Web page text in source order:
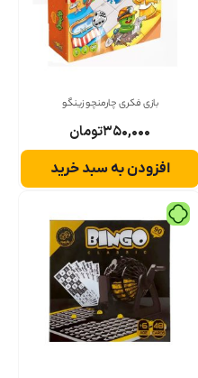
بازی فکری چارمنچو زینگو
۳۵۰,۰۰۰تومان
افزودن به سبد خرید